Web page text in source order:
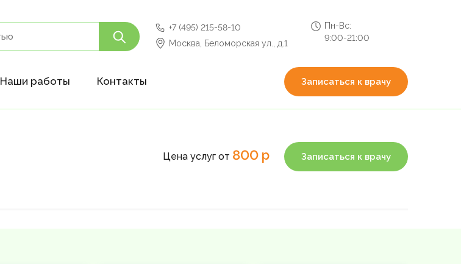
+7 (495) 215-58-10
Москва, Беломорская ул., д.1
Пн-Вс:
9:00-21:00
Наши работы Контакты Записаться к врачу
Цена услуг от 800 р Записаться к врачу